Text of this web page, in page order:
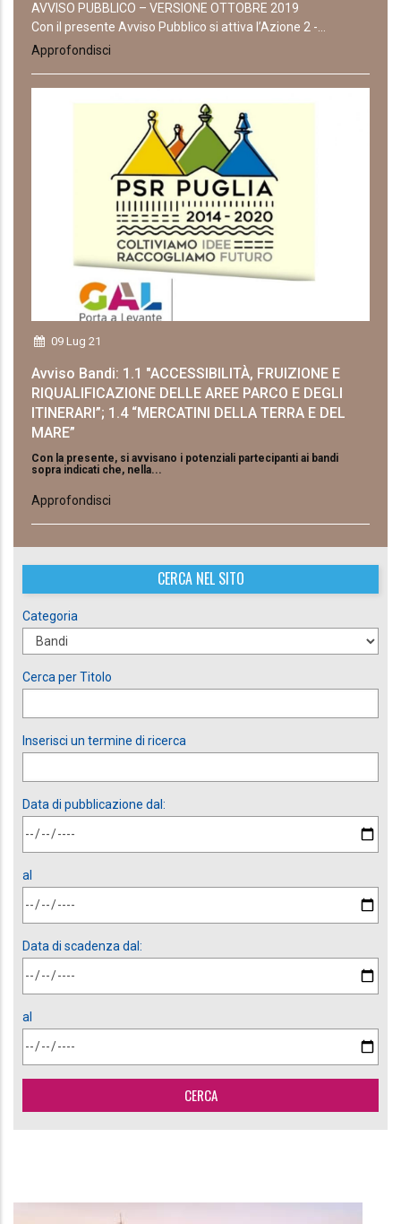
AVVISO PUBBLICO – VERSIONE OTTOBRE 2019
Con il presente Avviso Pubblico si attiva l’Azione 2 -...
Approfondisci
09 Lug 21
Avviso Bandi: 1.1 "ACCESSIBILITÀ, FRUIZIONE E
RIQUALIFICAZIONE DELLE AREE PARCO E DEGLI
ITINERARI”; 1.4 “MERCATINI DELLA TERRA E DEL
MARE”
Con la presente, si avvisano i potenziali partecipanti ai bandi
sopra indicati che, nella...
Approfondisci
CERCA NEL SITO
Categoria
Cerca per Titolo
Inserisci un termine di ricerca
Data di pubblicazione dal:
al
Data di scadenza dal:
al